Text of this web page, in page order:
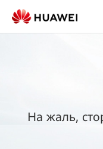
На жаль,